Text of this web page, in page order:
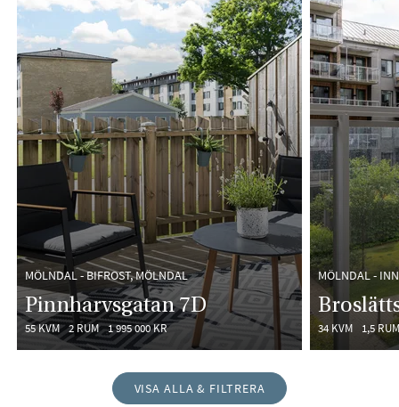
MÖLNDAL - BIFROST, MÖLNDAL
Pinnharvsgatan 7D
55 KVM 2 RUM 1 995 000 KR
MÖLNDAL -
34 KVM 1,5 RUM
VISA ALLA & FILTRERA